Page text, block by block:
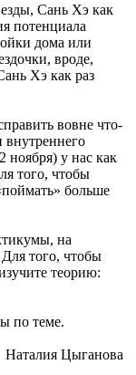
Сань Хэ как
потенциала
дома или
вроде,
Хэ как раз
вовне что-
ноября) у нас как
того, чтобы
больше
на
того, чтобы
теорию:
по теме.
Наталия Цыганова